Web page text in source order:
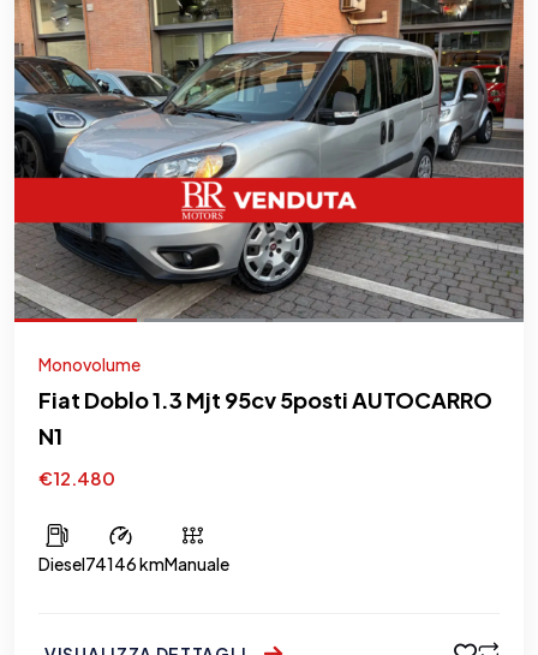
Monovolume
Fiat Doblo 1.3 Mjt 95cv 5posti AUTOCARRO
N1
€12.480
Diesel74146 kmManuale